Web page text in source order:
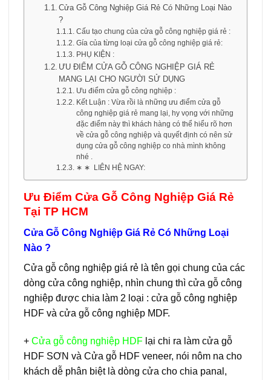
Cửa Gỗ Công Nghiệp Giá Rẻ Có Những Loại Nào
?
Cấu tạo chung của cửa gỗ công nghiệp giá rẻ :
Gía của từng loại cửa gỗ công nghiệp giá rẻ:
PHỤ KIỆN :
ƯU ĐIỂM CỬA GỖ CÔNG NGHIỆP GIÁ RẺ
MANG LẠI CHO NGƯỜI SỬ DỤNG
Ưu điểm cửa gỗ công nghiệp :
Kết Luận : Vừa rồi là những ưu điểm cửa gỗ
công nghiệp giá rẻ mang lại, hy vọng với những
đặc điểm này thì khách hàng có thể hiểu rõ hơn
về cửa gỗ công nghiệp và quyết định có nên sử
dụng cửa gỗ công nghiệp co nhà mình không
nhé .
∗ ∗ LIÊN HỆ NGAY:
Ưu Điểm Cửa Gỗ Công Nghiệp Giá Rẻ
Tại TP HCM
Cửa Gỗ Công Nghiệp Giá Rẻ Có Những Loại
Nào ?
Cửa gỗ công nghiệp giá rẻ là tên gọi chung của các
dòng cửa công nghiệp, nhìn chung thì cửa gỗ công
nghiệp được chia làm 2 loại : cửa gỗ công nghiệp
HDF và cửa gỗ công nghiệp MDF.
+ Cửa gỗ công nghiệp HDF lại chi ra làm cửa gỗ
HDF SƠN và Cửa gỗ HDF veneer, nói nôm na cho
khách dễ phân biệt là dòng cửa cho chia panal,